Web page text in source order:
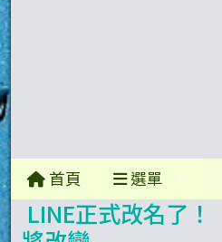
首頁 選單
LINE正式改名了